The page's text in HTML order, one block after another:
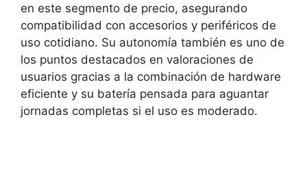
en este segmento de precio, asegurando
compatibilidad con accesorios y periféricos de
uso cotidiano. Su autonomía también es uno de
los puntos destacados en valoraciones de
usuarios gracias a la combinación de hardware
eficiente y su batería pensada para aguantar
jornadas completas si el uso es moderado.